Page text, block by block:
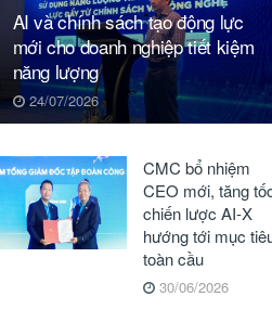
AI và chính sách tạo động lực
mới cho doanh nghiệp tiết kiệm
năng lượng
24/07/2026
CMC bổ nhiệm
CEO mới, tăng
chiến lược AI-X
hướng tới mục
toàn cầu
30/06/2026